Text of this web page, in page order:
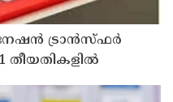
ട്രാൻസ്ഫർ